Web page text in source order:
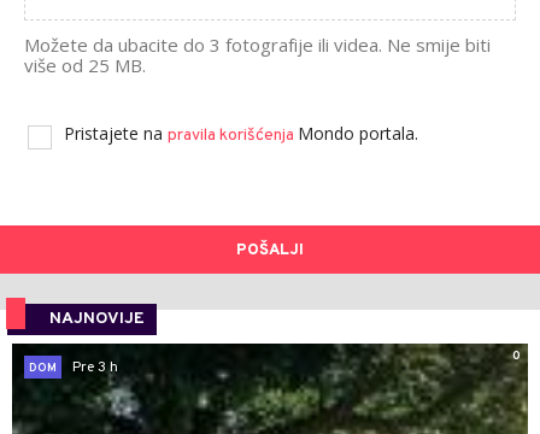
Možete da ubacite do 3 fotografije ili videa. Ne smije biti
više od 25 MB.
Pristajete na pravila korišćenja Mondo portala.
POŠALJI
NAJNOVIJE
0
DOM
Pre 3 h